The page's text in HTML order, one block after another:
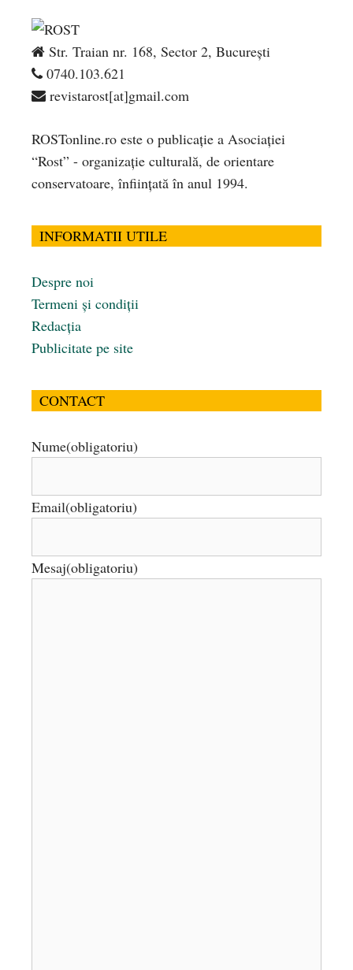
Str. Traian nr. 168, Sector 2, București
0740.103.621
revistarost[at]gmail.com
ROSTonline.ro este o publicaţie a Asociaţiei
“Rost” - organizaţie culturală, de orientare
conservatoare, înfiinţată în anul 1994.
INFORMATII UTILE
Despre noi
Termeni și condiții
Redacția
Publicitate pe site
CONTACT
Nume(obligatoriu)
Email(obligatoriu)
Mesaj(obligatoriu)